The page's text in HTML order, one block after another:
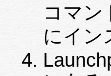
コマン
にイン